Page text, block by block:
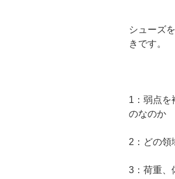
シューズ
きです。
1：弱点を
のなのか
2：どの領
3：荷重、